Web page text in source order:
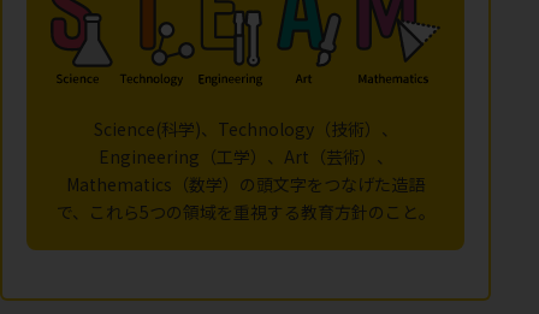
Science(科学)、Technology（技術）、
Engineering（工学）、Art（芸術）、
Mathematics（数学）の頭文字をつなげた造語
で、これら5つの領域を重視する教育方針のこと。